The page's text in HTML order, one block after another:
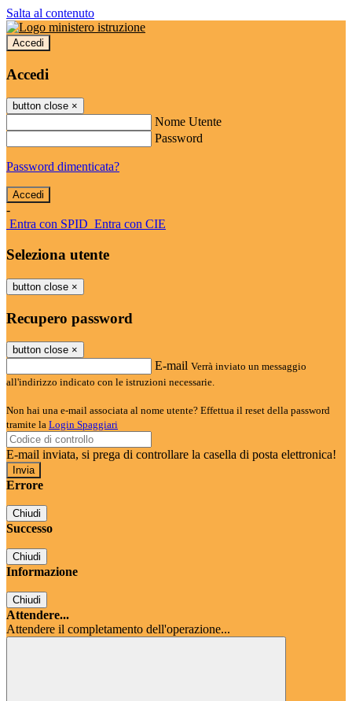
Salta al contenuto
Accedi
Accedi
button close ×
Nome Utente
Password
Password dimenticata?
-
Entra con SPID Entra con CIE
Seleziona utente
button close ×
Recupero password
button close ×
E-mail Verrà inviato un messaggio
all'indirizzo indicato con le istruzioni necessarie.
Non hai una e-mail associata al nome utente? Effettua il reset della password
tramite la Login Spaggiari
E-mail inviata, si prega di controllare la casella di posta elettronica!
Errore
Chiudi
Successo
Chiudi
Informazione
Chiudi
Attendere...
Attendere il completamento dell'operazione...